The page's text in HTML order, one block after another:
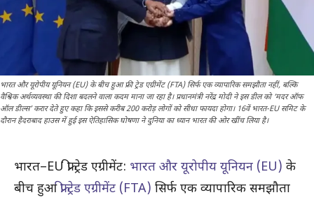
भारत और यूरोपीय यूनियन (EU) के बीच हुआ फ्री ट्रेड एग्रीमेंट (FTA) सिर्फ एक व्यापारिक समझौता नहीं, बल्कि
वैश्विक अर्थव्यवस्था की दिशा बदलने वाला कदम माना जा रहा है। प्रधानमंत्री नरेंद्र मोदी ने इस डील को ‘मदर ऑफ
ऑल डील्स’ करार देते हुए कहा कि इससे करीब 200 करोड़ लोगों को सीधा फायदा होगा। 16वें भारत-EU समिट के
दौरान हैदराबाद हाउस में हुई इस ऐतिहासिक घोषणा ने दुनिया का ध्यान भारत की ओर खींच लिया है।
भारत–EU फ्री ट्रेड एग्रीमेंट: भारत और यूरोपीय यूनियन (EU) के
बीच हुआफ्री ट्रेड एग्रीमेंट (FTA) सिर्फ एक व्यापारिक समझौता